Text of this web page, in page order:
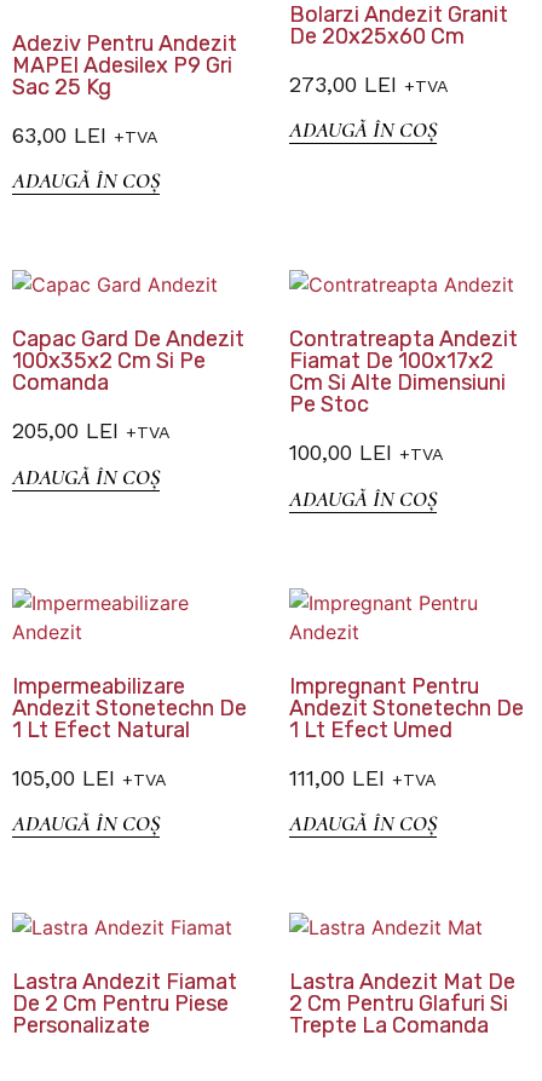
Adeziv Pentru Andezit
MAPEI Adesilex P9 Gri
Sac 25 Kg
63,00 LEI +TVA
ADAUGĂ ÎN COȘ
Bolarzi Andezit Granit
De 20x25x60 Cm
273,00 LEI +TVA
ADAUGĂ ÎN COȘ
Capac Gard De Andezit
100x35x2 Cm Si Pe
Comanda
205,00 LEI +TVA
ADAUGĂ ÎN COȘ
Contratreapta Andezit
Fiamat De 100x17x2
Cm Si Alte Dimensiuni
Pe Stoc
100,00 LEI +TVA
ADAUGĂ ÎN COȘ
Impermeabilizare
Andezit Stonetechn De
1 Lt Efect Natural
105,00 LEI +TVA
ADAUGĂ ÎN COȘ
Impregnant Pentru
Andezit Stonetechn De
1 Lt Efect Umed
111,00 LEI +TVA
ADAUGĂ ÎN COȘ
Lastra Andezit Fiamat
De 2 Cm Pentru Piese
Personalizate
Lastra Andezit Mat De
2 Cm Pentru Glafuri Si
Trepte La Comanda